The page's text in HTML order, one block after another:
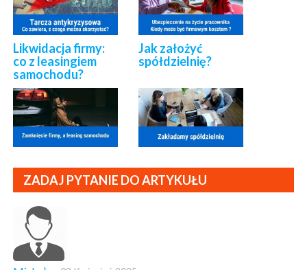
Likwidacja firmy:
co z leasingiem
samochodu?
Jak założyć
spółdzielnię?
ZADAJ PYTANIE DO ARTYKUŁU